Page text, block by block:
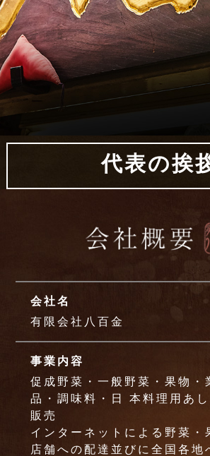
代表の挨
会社名
有限会社八百金
事業内容
促成野菜・一般野菜・果物・
品・調味料・日 本料理用あ
販売
インターネットによる野菜・
店舗への配達並びに全国各地